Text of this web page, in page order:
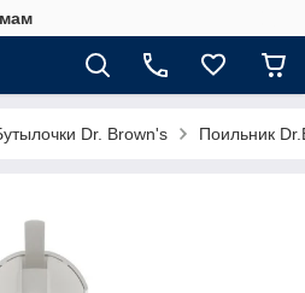
Dr. Brown's Поильник